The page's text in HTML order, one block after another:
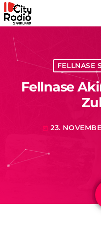
FELLNASE
Fellnase
today 23.